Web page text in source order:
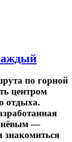
по горной
центром
отдыха.
—
знакомиться